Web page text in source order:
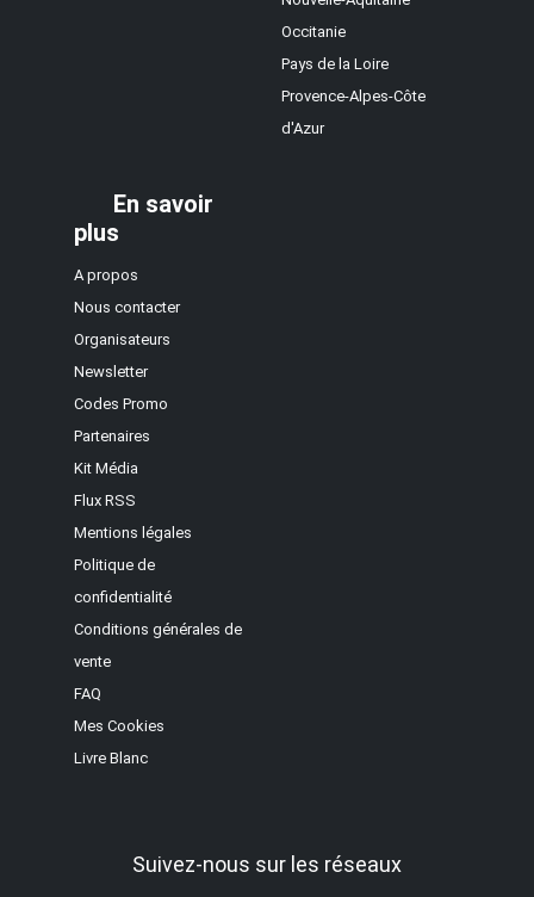
Occitanie
Pays de la Loire
Provence-Alpes-Côte
d'Azur
En savoir
plus
A propos
Nous contacter
Organisateurs
Newsletter
Codes Promo
Partenaires
Kit Média
Flux RSS
Mentions légales
Politique de
confidentialité
Conditions générales de
vente
FAQ
Mes Cookies
Livre Blanc
Suivez-nous sur les réseaux